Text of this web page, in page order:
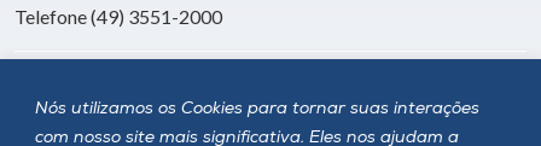
Nós utilizamos os Cookies para tornar suas interações
com nosso site mais significativa. Eles nos ajudam a
Telefone (49) 3551-2000
Siga a Unoesc